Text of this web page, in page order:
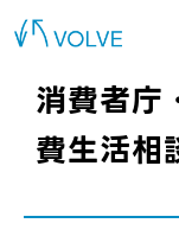
消費者庁
費生活相